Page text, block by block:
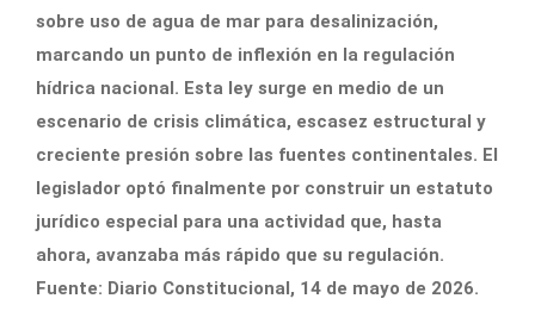
sobre uso de agua de mar para desalinización,
marcando un punto de inflexión en la regulación
hídrica nacional. Esta ley surge en medio de un
escenario de crisis climática, escasez estructural y
creciente presión sobre las fuentes continentales. El
legislador optó finalmente por construir un estatuto
jurídico especial para una actividad que, hasta
ahora, avanzaba más rápido que su regulación.
Fuente: Diario Constitucional, 14 de mayo de 2026.